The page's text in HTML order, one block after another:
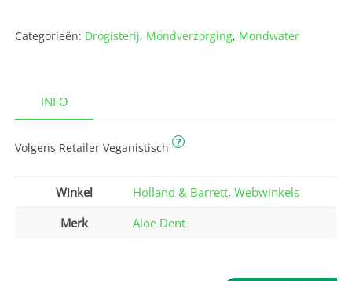
Categorieën: Drogisterij, Mondverzorging, Mondwater
INFO
Volgens Retailer Veganistisch ?
Winkel Holland & Barrett,Webwinkels
Merk
Aloe Dent